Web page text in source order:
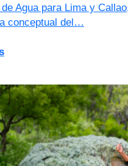
Agua para Lima y
conceptual del…